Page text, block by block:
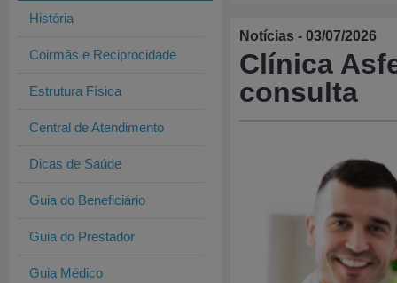
História
Coirmãs e Reciprocidade
Estrutura Física
Central de Atendimento
Dicas de Saúde
Guia do Beneficiário
Guia do Prestador
Guia Médico
Notícias - 03/07/2026
Clínica
consulta